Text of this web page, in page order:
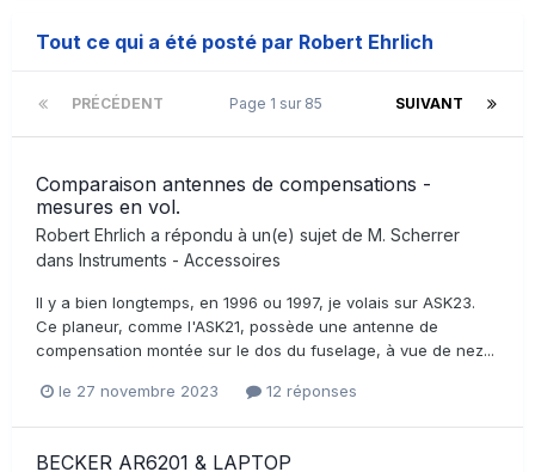
Tout ce qui a été posté par Robert Ehrlich
PRÉCÉDENT SUIVANT
Page 1 sur 85
Comparaison antennes de compensations -
mesures en vol.
Robert Ehrlich a répondu à un(e) sujet de M. Scherrer
dans Instruments - Accessoires
Il y a bien longtemps, en 1996 ou 1997, je volais sur ASK23.
Ce planeur, comme l'ASK21, possède une antenne de
compensation montée sur le dos du fuselage, à vue de nez...
le 27 novembre 2023 12 réponses
BECKER AR6201 & LAPTOP